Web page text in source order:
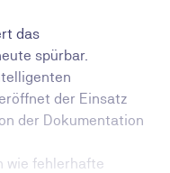
das
spürbar.
der Einsatz
der Dokumentation
wie fehlerhafte